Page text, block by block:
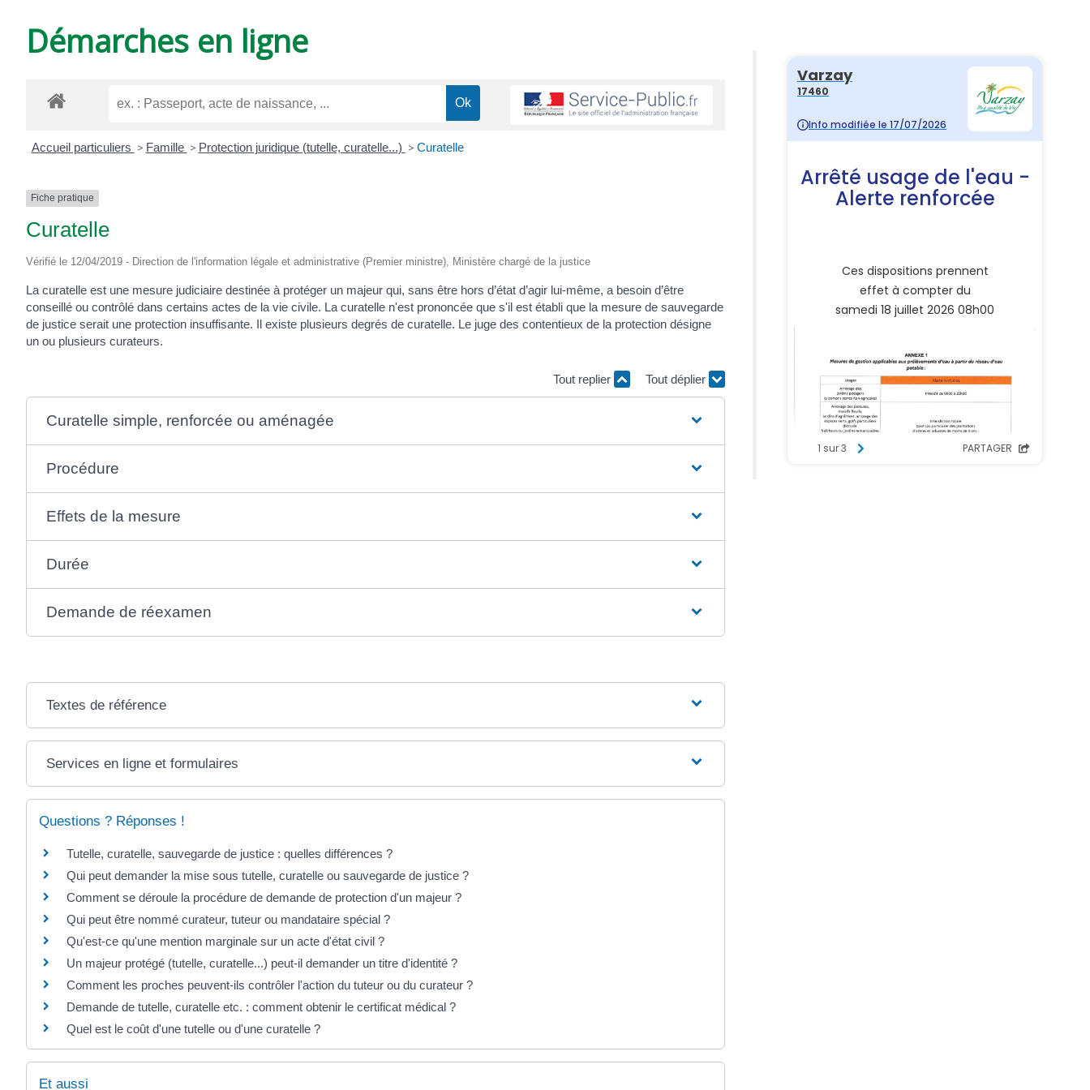
VARZAY
Démarches en ligne
Accueil particuliers > Famille > Protection juridique (tutelle, curatelle...) > Curatelle
Fiche pratique
Curatelle
Vérifié le 12/04/2019 - Direction de l'information légale et administrative (Premier ministre), Ministère chargé de la justice
La curatelle est une mesure judiciaire destinée à protéger un majeur qui, sans être hors d’état d’agir lui-même, a besoin d’être
conseillé ou contrôlé dans certains actes de la vie civile. La curatelle n'est prononcée que s'il est établi que la mesure de sauvegarde
de justice serait une protection insuffisante. Il existe plusieurs degrés de curatelle. Le juge des contentieux de la protection désigne
un ou plusieurs curateurs.
Tout replier Tout déplier
Curatelle simple, renforcée ou aménagée
Procédure
Effets de la mesure
Durée
Demande de réexamen
Textes de référence
Services en ligne et formulaires
Questions ? Réponses !
Tutelle, curatelle, sauvegarde de justice : quelles différences ?
Qui peut demander la mise sous tutelle, curatelle ou sauvegarde de justice ?
Comment se déroule la procédure de demande de protection d'un majeur ?
Qui peut être nommé curateur, tuteur ou mandataire spécial ?
Qu'est-ce qu'une mention marginale sur un acte d'état civil ?
Un majeur protégé (tutelle, curatelle...) peut-il demander un titre d'identité ?
Comment les proches peuvent-ils contrôler l'action du tuteur ou du curateur ?
Demande de tutelle, curatelle etc. : comment obtenir le certificat médical ?
Quel est le coût d'une tutelle ou d'une curatelle ?
Et aussi